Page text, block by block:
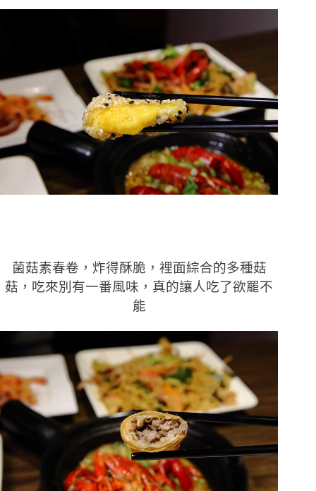
菌菇素春卷，炸得酥脆，裡面綜合的多種菇
菇，吃來別有一番風味，真的讓人吃了欲罷不
能